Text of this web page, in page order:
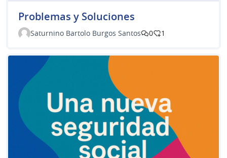
Problemas y Soluciones
Saturnino Bartolo Burgos Santos 0 1